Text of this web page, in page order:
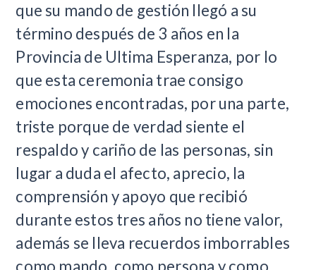
que su mando de gestión llegó a su
término después de 3 años en la
Provincia de Ultima Esperanza, por lo
que esta ceremonia trae consigo
emociones encontradas, por una parte,
triste porque de verdad siente el
respaldo y cariño de las personas, sin
lugar a duda el afecto, aprecio, la
comprensión y apoyo que recibió
durante estos tres años no tiene valor,
además se lleva recuerdos imborrables
como mando, como persona y como